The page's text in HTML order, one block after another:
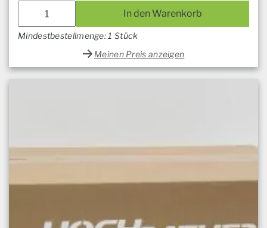
In den Warenkorb
Mindestbestellmenge: 1 Stück
Meinen Preis anzeigen